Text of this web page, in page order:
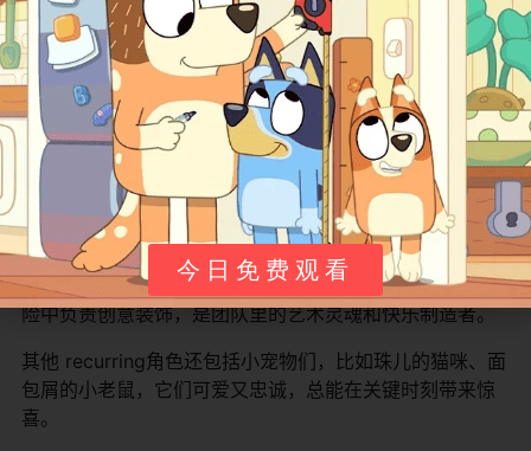
良，超级爱烘焙。她经常给大家做蛋糕和小点心，在冒险
中负责用食物解决小问题，是团队里的温暖后勤和爱心女
孩。
点点·星光（Dot Starlight）是一位科学小天才，穿着星空
图案的衣服，戴着眼镜，性格聪明好奇。她喜欢发明小东
西和观察星星，在故事里经常用科学知识帮忙，是团队里
的智慧担当。
斑点·溅泼（Spot Splatter Splash）是一位小画家，头发
上沾满颜料，性格活泼开朗。她最爱画画和做手工，在冒
险中负责创意装饰，是团队里的艺术灵魂和快乐制造者。
其他 recurring角色还包括小宠物们，比如珠儿的猫咪、面
包屑的小老鼠，它们可爱又忠诚，总能在关键时刻带来惊
喜。
今日免费观看